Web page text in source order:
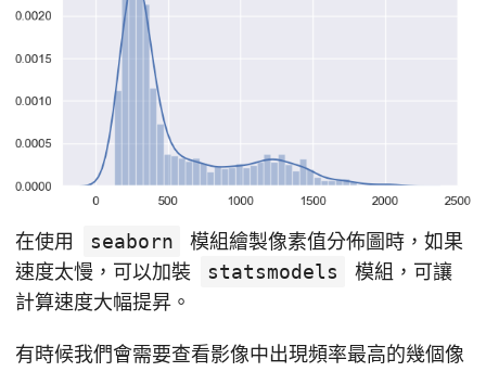
在使用 seaborn
模組繪製像素值分佈圖時，如果
速度太慢，可以加裝
statsmodels
模組，可讓
計算速度大幅提昇。
有時候我們會需要查看影像中出現頻率最高的幾個像